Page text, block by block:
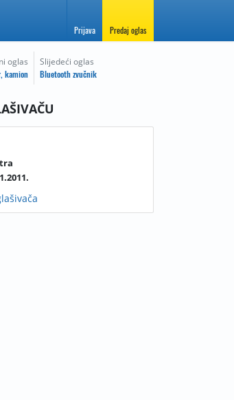
Prijava Predaj oglas
oglas
kamion
Slijedeći oglas
Bluetooth zvučnik